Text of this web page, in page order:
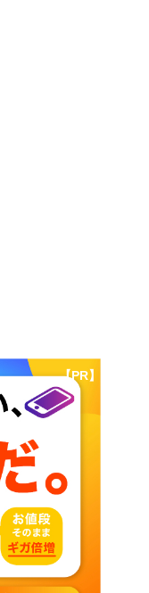
【PR】